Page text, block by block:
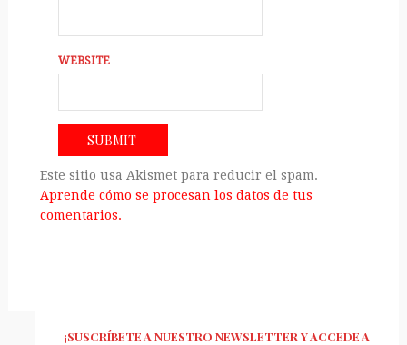
WEBSITE
Este sitio usa Akismet para reducir el spam.
Aprende cómo se procesan los datos de tus
comentarios.
¡SUSCRÍBETE A NUESTRO NEWSLETTER Y ACCEDE A